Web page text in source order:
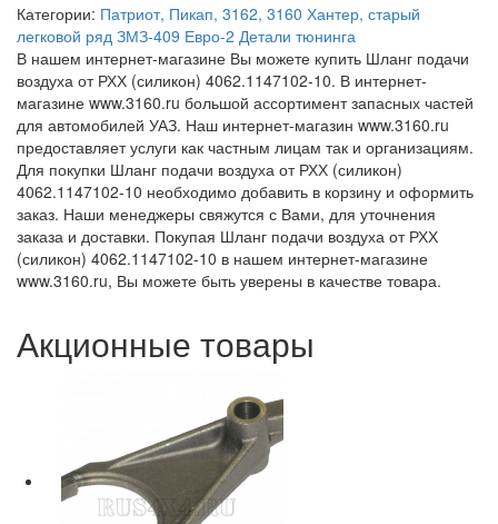
Категории: Патриот, Пикап, 3162, 3160 Хантер, старый
легковой ряд ЗМЗ-409 Евро-2 Детали тюнинга
В нашем интернет-магазине Вы можете купить Шланг подачи
воздуха от РХХ (силикон) 4062.1147102-10. В интернет-
магазине www.3160.ru большой ассортимент запасных частей
для автомобилей УАЗ. Наш интернет-магазин www.3160.ru
предоставляет услуги как частным лицам так и организациям.
Для покупки Шланг подачи воздуха от РХХ (силикон)
4062.1147102-10 необходимо добавить в корзину и оформить
заказ. Наши менеджеры свяжутся с Вами, для уточнения
заказа и доставки. Покупая Шланг подачи воздуха от РХХ
(силикон) 4062.1147102-10 в нашем интернет-магазине
www.3160.ru, Вы можете быть уверены в качестве товара.
Акционные товары